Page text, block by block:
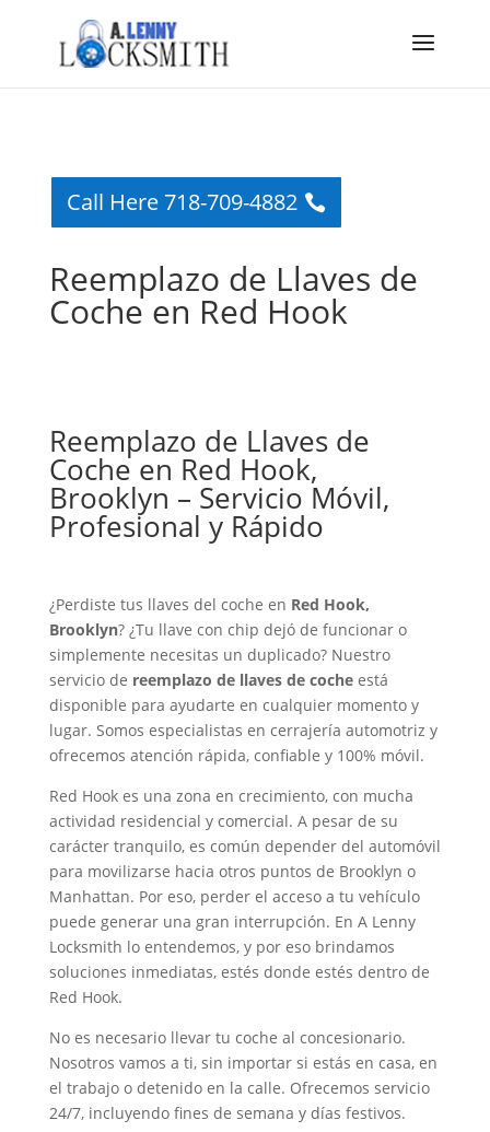
Call Here 718-709-4882
Reemplazo de Llaves de
Coche en Red Hook
Reemplazo de Llaves de
Coche en Red Hook,
Brooklyn – Servicio Móvil,
Profesional y Rápido
¿Perdiste tus llaves del coche en Red Hook,
Brooklyn? ¿Tu llave con chip dejó de funcionar o
simplemente necesitas un duplicado? Nuestro
servicio de reemplazo de llaves de coche está
disponible para ayudarte en cualquier momento y
lugar. Somos especialistas en cerrajería automotriz y
ofrecemos atención rápida, confiable y 100% móvil.
Red Hook es una zona en crecimiento, con mucha
actividad residencial y comercial. A pesar de su
carácter tranquilo, es común depender del automóvil
para movilizarse hacia otros puntos de Brooklyn o
Manhattan. Por eso, perder el acceso a tu vehículo
puede generar una gran interrupción. En A Lenny
Locksmith lo entendemos, y por eso brindamos
soluciones inmediatas, estés donde estés dentro de
Red Hook.
No es necesario llevar tu coche al concesionario.
Nosotros vamos a ti, sin importar si estás en casa, en
el trabajo o detenido en la calle. Ofrecemos servicio
24/7, incluyendo fines de semana y días festivos.